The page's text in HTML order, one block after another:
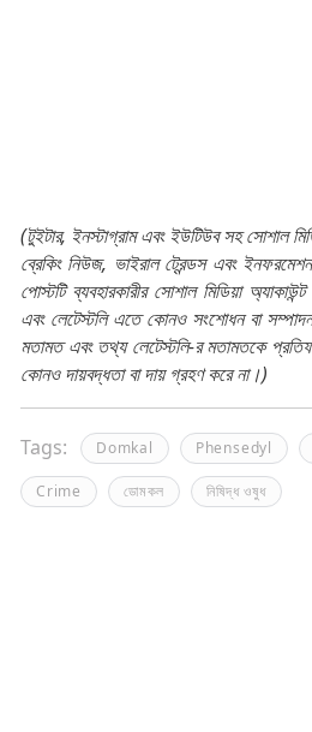
(টুইটার, ইনস্টাগ্রাম এবং ইউটিউব সহ সোশাল
ব্রেকিং নিউজ, ভাইরাল ট্রেন্ডস এবং
পোস্টটি ব্যবহারকারীর সোশাল মিডিয়া
এবং লেটেস্টলি এতে কোনও সংশোধন বা
মতামত এবং তথ্য লেটেস্টলি-র মতামতকে
কোনও দায়বদ্ধতা বা দায় গ্রহণ করে না।)
Tags: Domkal Phensedyl
Crime ডোমকল নিষিদ্ধ ওষুধ